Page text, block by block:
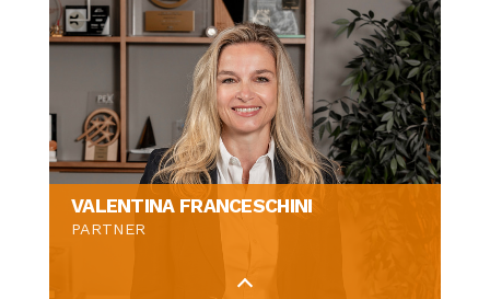
VALENTINA FRANCESCHINI
PARTNER